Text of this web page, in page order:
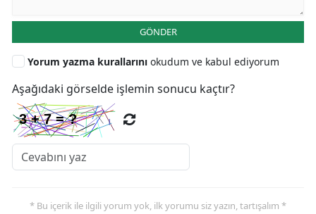
GÖNDER
Yorum yazma kurallarını okudum ve kabul ediyorum
Aşağıdaki görselde işlemin sonucu kaçtır?
* Bu içerik ile ilgili yorum yok, ilk yorumu siz yazın, tartışalım *